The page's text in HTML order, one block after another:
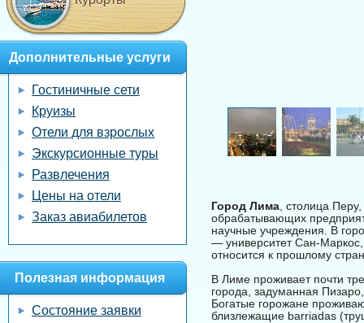
Город Лима , столица
обрабатывающих
научные учреждения. В
— университет Сан-
относится к прошлому
В Лиме проживает почти
города, задуманная
Богатые горожане
близлежащие barriadas
Дополнительные услуги
Гостиничные сети
Круизы
Отели для взрослых
Экскурсионные туры
Развлечения
Цены на отели
Заказ авиабилетов
Полезная информация
Состояние заявки